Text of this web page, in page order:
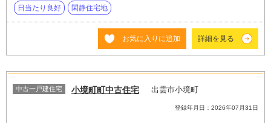
日当たり良好 閑静住宅地
お気に入りに追加 詳細を見る
中古一戸建住宅 小境町町中古住宅 出雲市小境町
登録年月日：2026年07月31日